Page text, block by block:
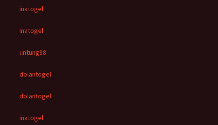
inatogel
inatogel
untung88
dolantogel
dolantogel
inatogel